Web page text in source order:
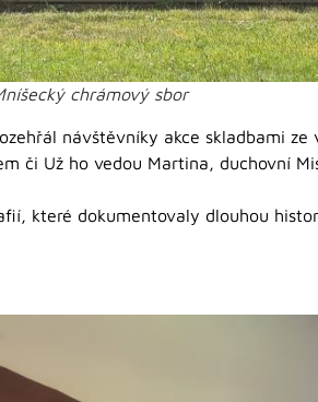
chrámový sbor
návštěvníky akce skladbami ze
či Už ho vedou Martina, duchovní
které dokumentovaly dlouhou